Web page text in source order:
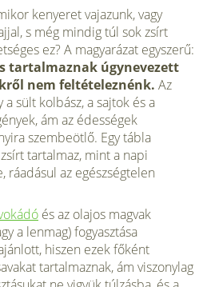
kenyeret vajazunk, vagy
s még mindig túl sok zsírt
ez? A magyarázat egyszerű:
tartalmaznak úgyneve­zett
nem feltételeznénk. Az
sült kolbász, a sajtok és a
ám az édességek
szembeötlő. Egy tábla
tartal­maz, mint a napi
az egészségtelen
és az olajos magvak
a lenmag) fogyasztása
hiszen ezek főként
tartalmaz­nak, ám viszonylag